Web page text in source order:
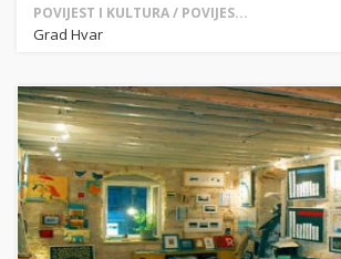
POVIJEST I KULTURA / POVIJES...
Grad Hvar